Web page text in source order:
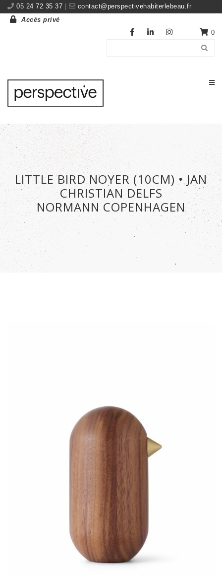
05 24 72 35 37
contact@perspectivehabiterlebeau.fr
Accès privé
0
LITTLE BIRD NOYER (10CM) • JAN
CHRISTIAN DELFS
NORMANN COPENHAGEN